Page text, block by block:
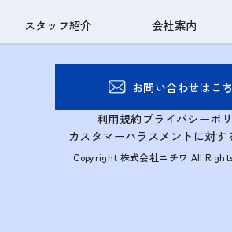
スタッフ紹介 会社案内
お問い合わせはこ
利用規約プライバシーポ
カスタマーハラスメントに対す
Copyright 株式会社ニチワ All